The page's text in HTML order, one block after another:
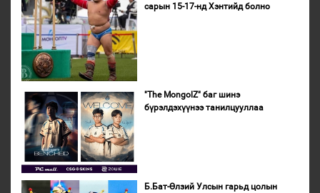
сарын 15-17-нд Хэнтийд болно
"The MongolZ" баг шинэ
бүрэлдэхүүнээ танилцууллаа
Б.Бат-Өлзий Улсын гарьд цолын